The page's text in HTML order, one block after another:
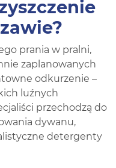
prania w pralni,
zaplanowanych
odkurzenie –
luźnych
przechodzą do
dywanu,
detergenty